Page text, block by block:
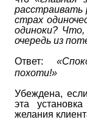
расстраивать
страх
одиноки? Что,
очередь из
Ответ:
похоти!»
Убеждена,
эта
желания